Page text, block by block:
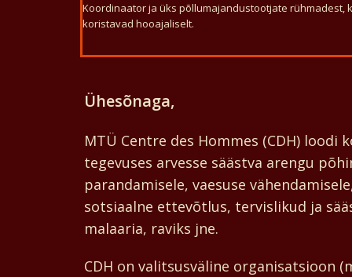
Koordinaator ja üks põllumajandustootjate rühmadest,
koristavad hooajaliselt.
Ühesõnaga,
MTÜ Centre des Hommes (CDH)
tegevuses arvesse säästva arengu
parandamisele, vaesuse
sotsiaalne ettevõtlus, tervislikud ja
malaaria, raviks jne.
CDH on valitsusväline organisatsioon